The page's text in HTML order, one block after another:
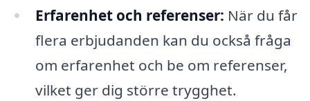
Erfarenhet och referenser: När du får
flera erbjudanden kan du också fråga
om erfarenhet och be om referenser,
vilket ger dig större trygghet.